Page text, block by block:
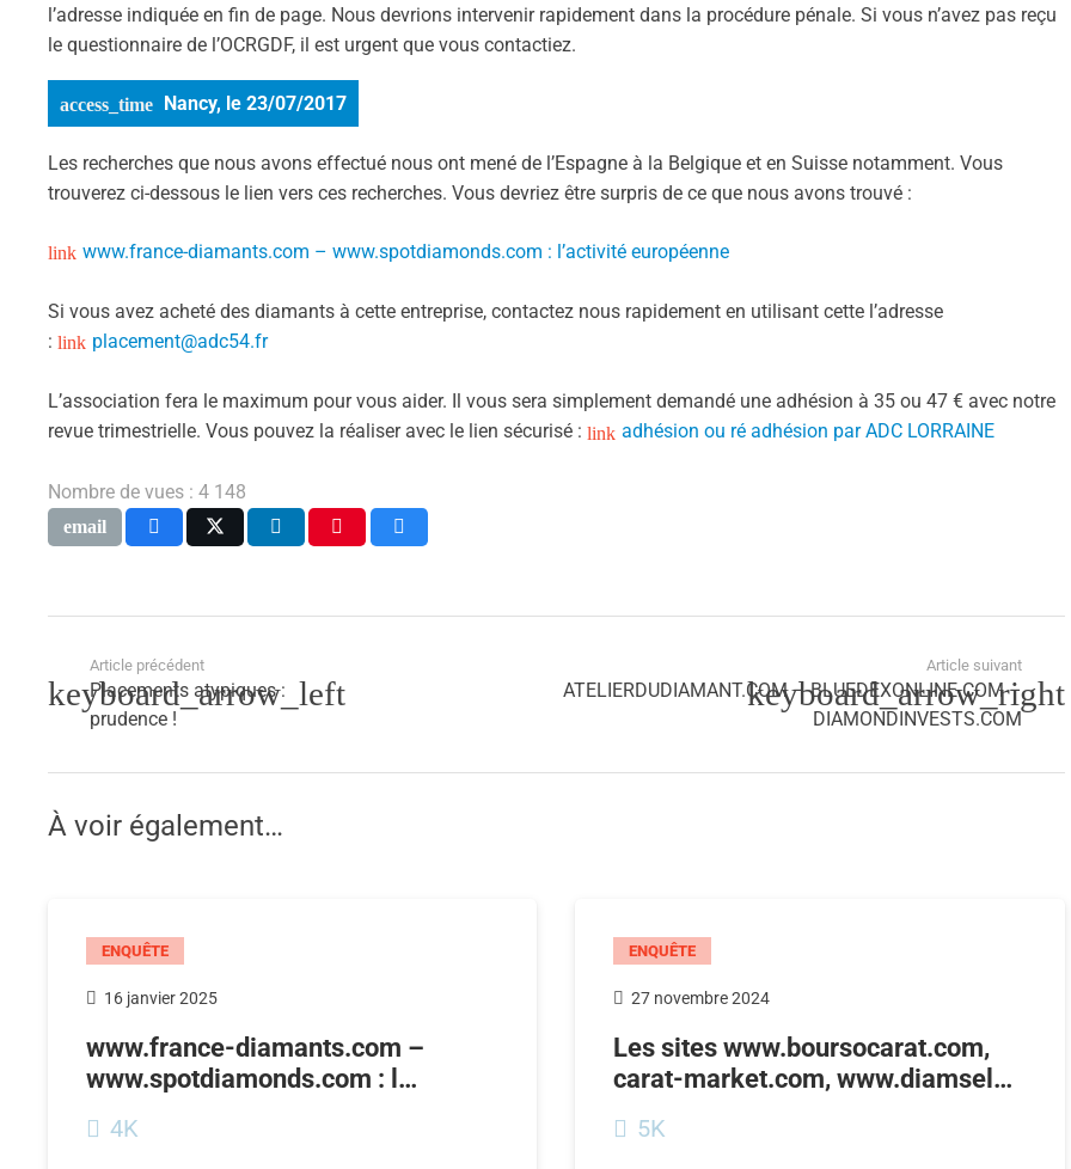
l’adresse indiquée en fin de page. Nous devrions intervenir rapidement dans la procédure pénale. Si vous n’avez pas reçu
le questionnaire de l’OCRGDF, il est urgent que vous contactiez.
Nancy, le 23/07/2017
Les recherches que nous avons effectué nous ont mené de l’Espagne à la Belgique et en Suisse notamment. Vous
trouverez ci-dessous le lien vers ces recherches. Vous devriez être surpris de ce que nous avons trouvé :
www.france-diamants.com – www.spotdiamonds.com : l’activité européenne
Si vous avez acheté des diamants à cette entreprise, contactez nous rapidement en utilisant cette l’adresse
:
placement@adc54.fr
L’association fera le maximum pour vous aider. Il vous sera simplement demandé une adhésion à 35 ou 47 € avec notre
revue trimestrielle. Vous pouvez la réaliser avec le lien sécurisé :
adhésion ou ré adhésion par ADC LORRAINE
Nombre de vues : 4 148
Article précédent
Placements atypiques :
prudence !
Article suivant
ATELIERDUDIAMANT.COM – BLUEDEXONLINE.COM –
DIAMONDINVESTS.COM
À voir également…
ENQUÊTE
16 janvier 2025
www.france-diamants.com –
www.spotdiamonds.com : l…
4K
ENQUÊTE
27 novembre 2024
Les sites www.boursocarat.com,
carat-market.com, www.diamsel…
5K